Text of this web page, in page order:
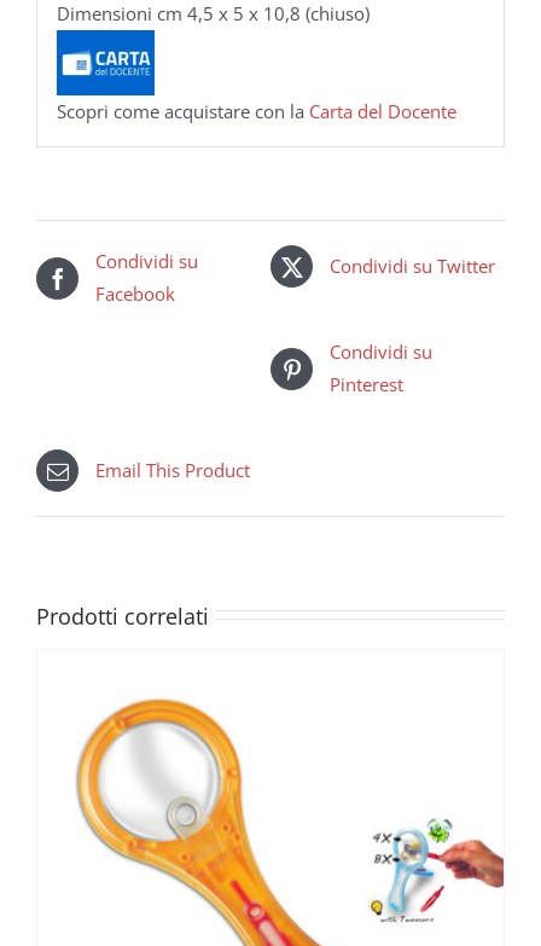
Dimensioni cm 4,5 x 5 x 10,8 (chiuso)
Scopri come acquistare con la Carta del Docente
Condividi su
Facebook
Condividi su Twitter
Condividi su
Pinterest
Email This Product
Prodotti correlati